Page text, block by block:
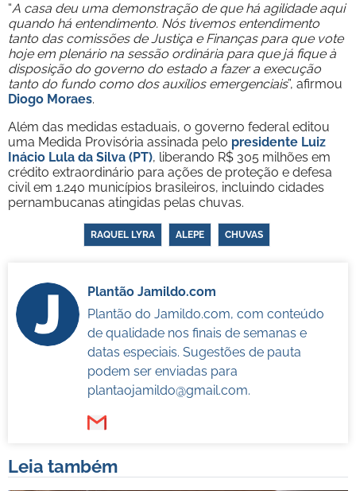
“A casa deu uma demonstração de que há agilidade aqui
quando há entendimento. Nós tivemos entendimento
tanto das comissões de Justiça e Finanças para que vote
hoje em plenário na sessão ordinária para que já fique à
disposição do governo do estado a fazer a execução
tanto do fundo como dos auxílios emergenciais”, afirmou
Diogo Moraes.
Além das medidas estaduais, o governo federal editou
uma Medida Provisória assinada pelo presidente Luiz
Inácio Lula da Silva (PT), liberando R$ 305 milhões em
crédito extraordinário para ações de proteção e defesa
civil em 1.240 municípios brasileiros, incluindo cidades
pernambucanas atingidas pelas chuvas.
RAQUEL LYRA ALEPE CHUVAS
Plantão Jamildo.com
Plantão do Jamildo.com, com conteúdo
de qualidade nos finais de semanas e
datas especiais. Sugestões de pauta
podem ser enviadas para
plantaojamildo@gmail.com.
Leia também